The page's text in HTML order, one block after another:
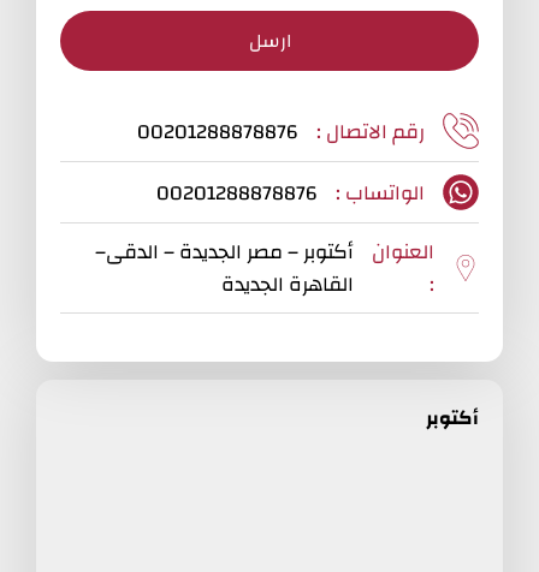
ارسل
رقم الاتصال : 00201288878876
الواتساب : 00201288878876
العنوان
:
أكتوبر – مصر الجديدة – الدقى–
القاهرة الجديدة
أكتوبر